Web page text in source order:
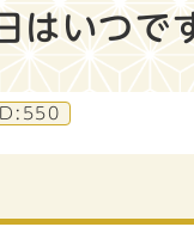
はいつで
ID:550